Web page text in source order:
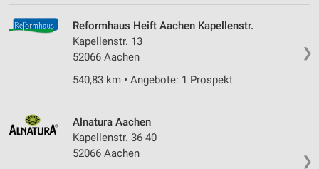
❯
Reformhaus Heift Aachen Kapellenstr.
Kapellenstr. 13
52066 Aachen
540,83 km • Angebote: 1 Prospekt
❯
Alnatura Aachen
Kapellenstr. 36-40
52066 Aachen